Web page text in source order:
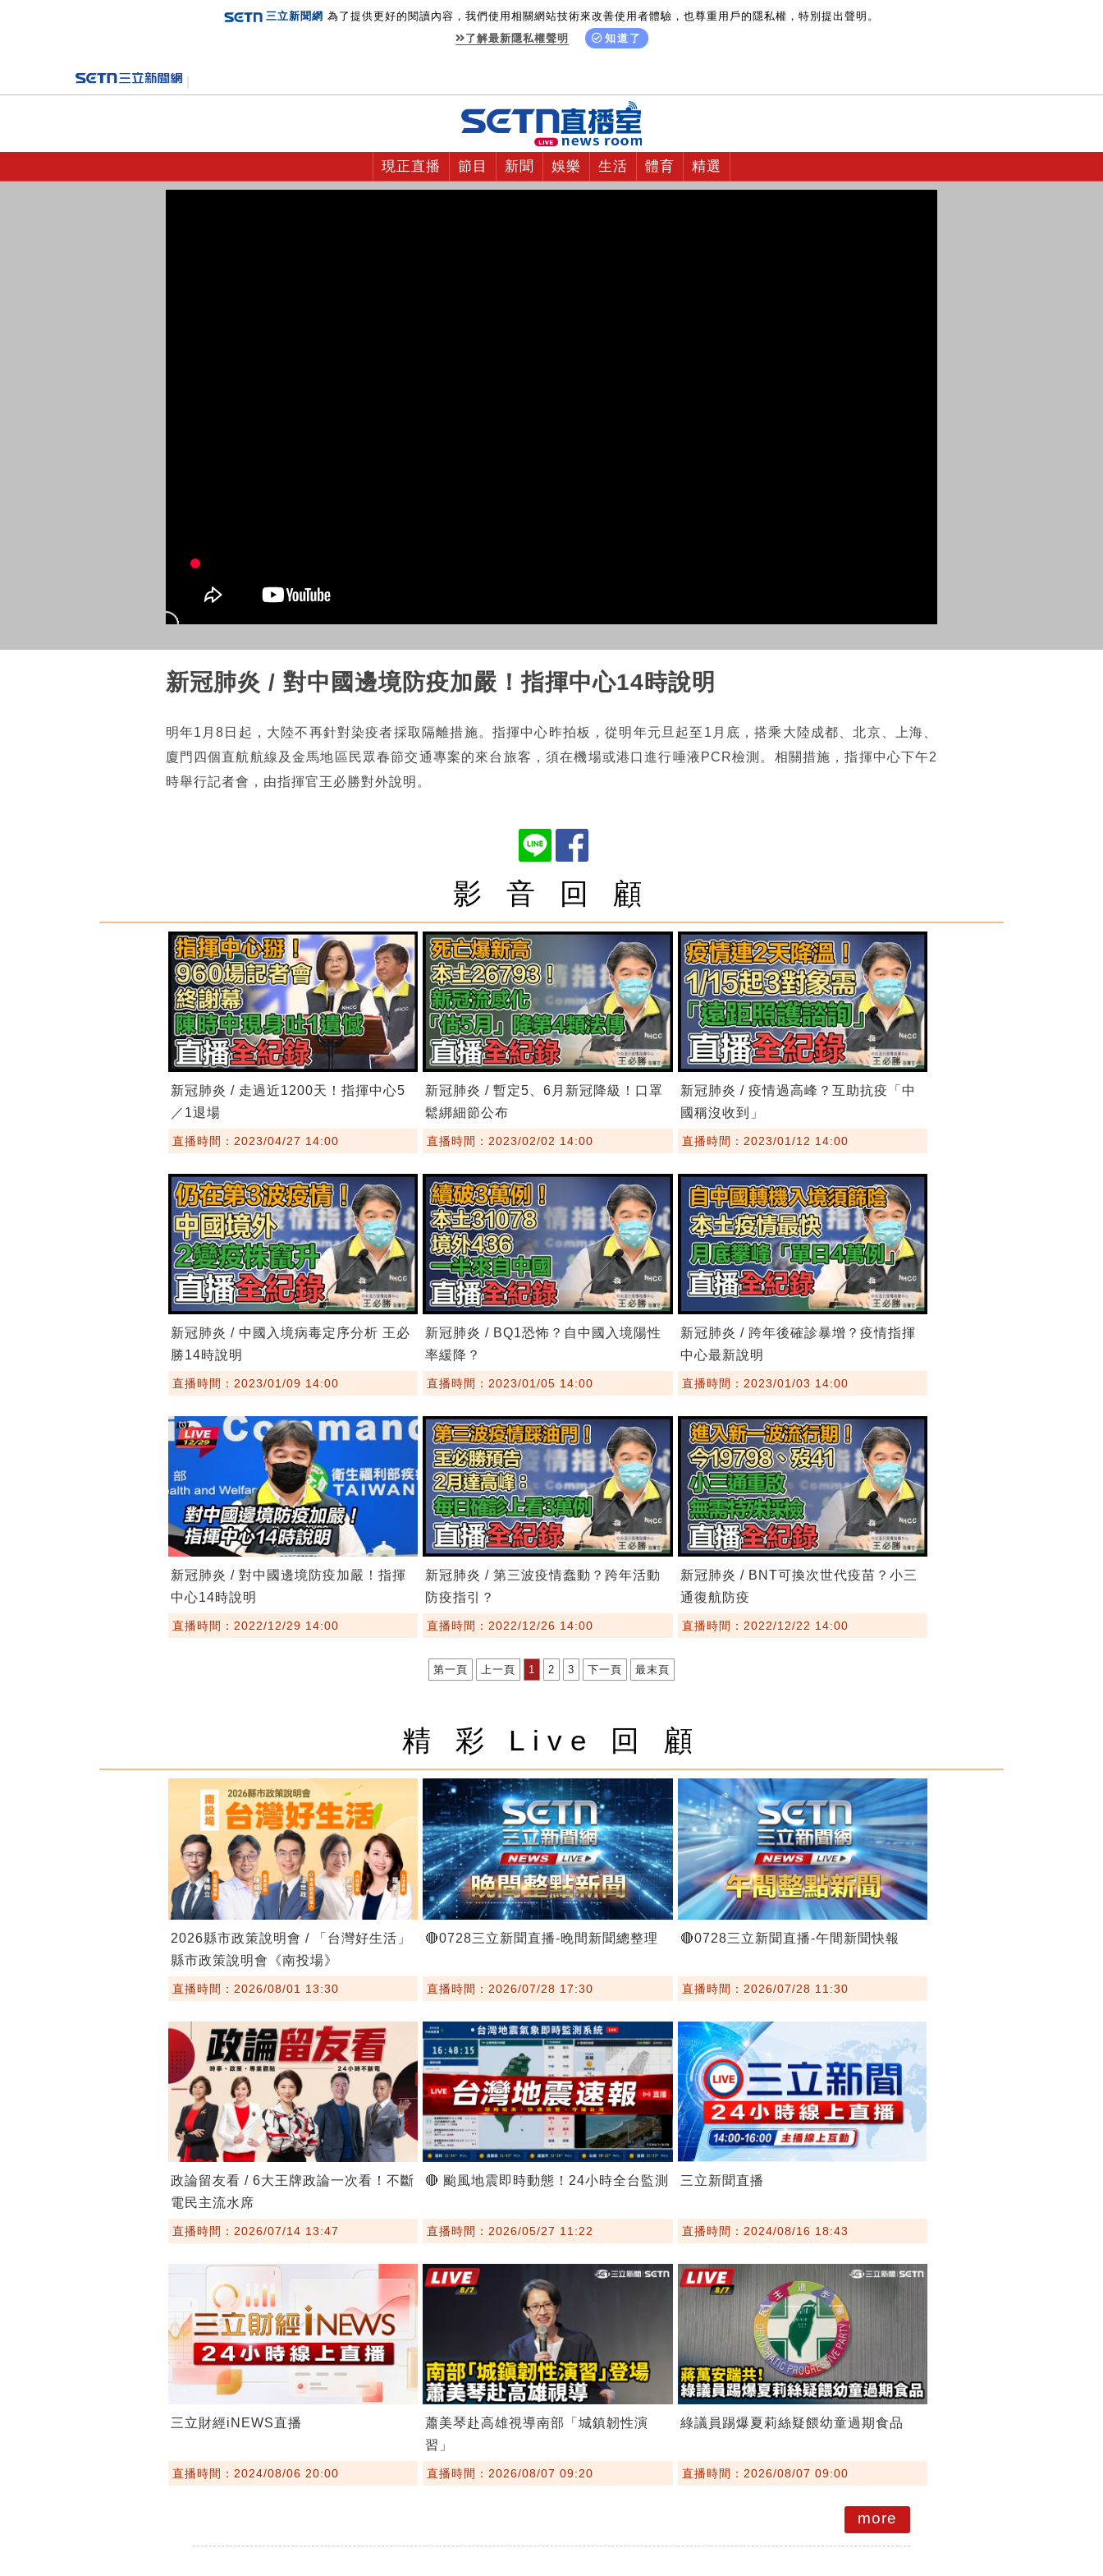
三立新聞網 為了提供更好的閱讀內容，我們使用相關網站技術來改善使用者體驗，也尊重用戶的隱私權，特別提出聲明。
了解最新隱私權聲明
知道了
現正直播 節目 新聞 娛樂 生活 體育 精選
新冠肺炎 / 對中國邊境防疫加嚴！指揮中心14時說明
明年1月8日起，大陸不再針對染疫者採取隔離措施。指揮中心昨拍板，從明年元旦起至1月底，搭乘大陸成都、北京、上海、
廈門四個直航航線及金馬地區民眾春節交通專案的來台旅客，須在機場或港口進行唾液PCR檢測。相關措施，指揮中心下午2
時舉行記者會，由指揮官王必勝對外說明。
影 音 回 顧
新冠肺炎 / 走過近1200天！指揮中心5
／1退場
直播時間：2023/04/27 14:00
新冠肺炎 / 暫定5、6月新冠降級！口罩
鬆綁細節公布
直播時間：2023/02/02 14:00
新冠肺炎 / 疫情過高峰？互助抗疫「中
國稱沒收到」
直播時間：2023/01/12 14:00
新冠肺炎 / 中國入境病毒定序分析 王必
勝14時說明
直播時間：2023/01/09 14:00
新冠肺炎 / BQ1恐怖？自中國入境陽性
率緩降？
直播時間：2023/01/05 14:00
新冠肺炎 / 跨年後確診暴增？疫情指揮
中心最新說明
直播時間：2023/01/03 14:00
新冠肺炎 / 對中國邊境防疫加嚴！指揮
中心14時說明
直播時間：2022/12/29 14:00
新冠肺炎 / 第三波疫情蠢動？跨年活動
防疫指引？
直播時間：2022/12/26 14:00
新冠肺炎 / BNT可換次世代疫苗？小三
通復航防疫
直播時間：2022/12/22 14:00
第一頁 上一頁 1 2 3 下一頁 最末頁
精 彩 Live 回 顧
2026縣市政策說明會 / 「台灣好生活」
縣市政策說明會《南投場》
直播時間：2026/08/01 13:30
🔴0728三立新聞直播-晚間新聞總整理
直播時間：2026/07/28 17:30
🔴0728三立新聞直播-午間新聞快報
直播時間：2026/07/28 11:30
政論留友看 / 6大王牌政論一次看！不斷
電民主流水席
直播時間：2026/07/14 13:47
🔴 颱風地震即時動態！24小時全台監測
直播時間：2026/05/27 11:22
三立新聞直播
直播時間：2024/08/16 18:43
三立財經iNEWS直播
直播時間：2024/08/06 20:00
蕭美琴赴高雄視導南部「城鎮韌性演
習」
直播時間：2026/08/07 09:20
綠議員踢爆夏莉絲疑餵幼童過期食品
直播時間：2026/08/07 09:00
more